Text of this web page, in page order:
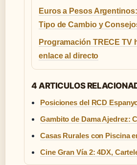
Euros a Pesos
Tipo de Cambio y
Programación TRECE TV
enlace al directo
4 ARTICULOS
Posiciones del RCD
Gambito de Dama Ajedrez:
Casas Rurales con Piscina
Cine Gran Vía 2: 4DX,